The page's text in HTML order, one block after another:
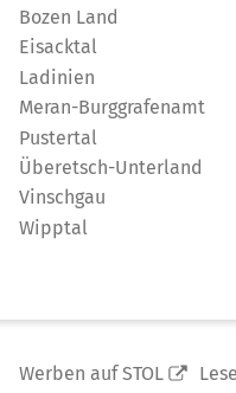
Bozen Land
Eisacktal
Ladinien
Meran-Burggrafenamt
Pustertal
Überetsch-Unterland
Vinschgau
Wipptal
Werben auf STOL